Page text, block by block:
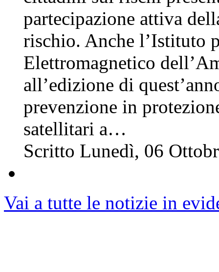
partecipazione attiva
rischio. Anche l’Istituto
Elettromagnetico
all’edizione di
prevenzione in
satellitari a…
Scritto Lunedì, 06
Vai a tutte le notizie in